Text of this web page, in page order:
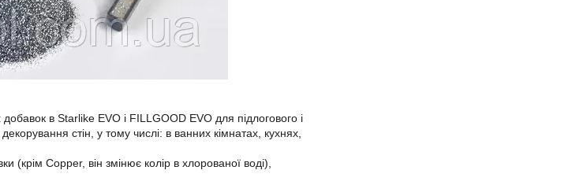
в Starlike EVO і FILLGOOD EVO для підлогового і
стін, у тому числі: в ванних кімнатах, кухнях,
(крім Copper, він змінює колір в хлорованої воді),